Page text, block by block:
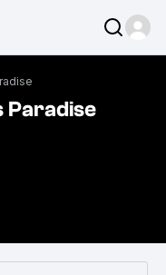
Paradise